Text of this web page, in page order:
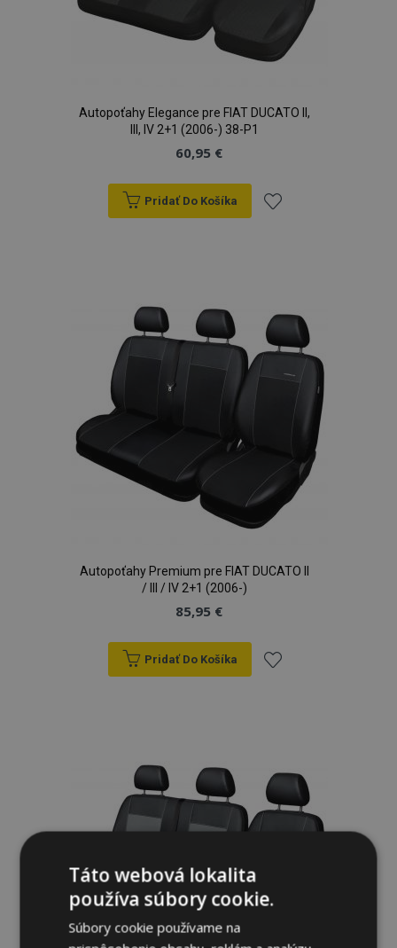
Autopoťahy Elegance pre FIAT DUCATO II,
III, IV 2+1 (2006-) 38-P1
60,95 €
Pridať Do Košíka
prianí
Autopoťahy Premium pre FIAT DUCATO II
/ III / IV 2+1 (2006-)
85,95 €
Pridať Do Košíka
prianí
Táto webová lokalita
používa súbory cookie.
Súbory cookie používame na